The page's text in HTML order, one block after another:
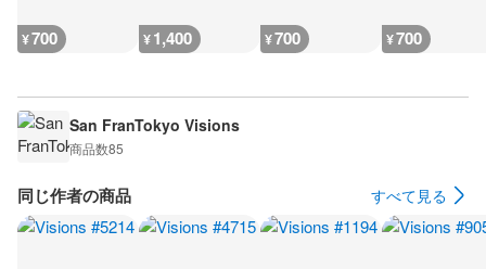
¥700 ¥1,400 ¥700 ¥700
San FranTokyo Visions
商品数85
同じ作者の商品 すべて見る